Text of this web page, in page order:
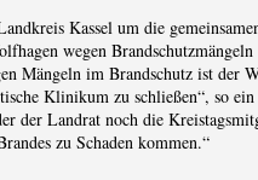
Kassel um die
wegen
Mängeln im Brandschutz ist
Klinikum zu schließen“, so
der Landrat noch die
zu Schaden kommen.“